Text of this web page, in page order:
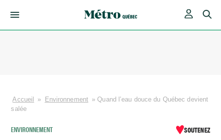
Accueil » Environnement »Quand l’eau douce du Québec devient
salée
ENVIRONNEMENT SOUTENEZ